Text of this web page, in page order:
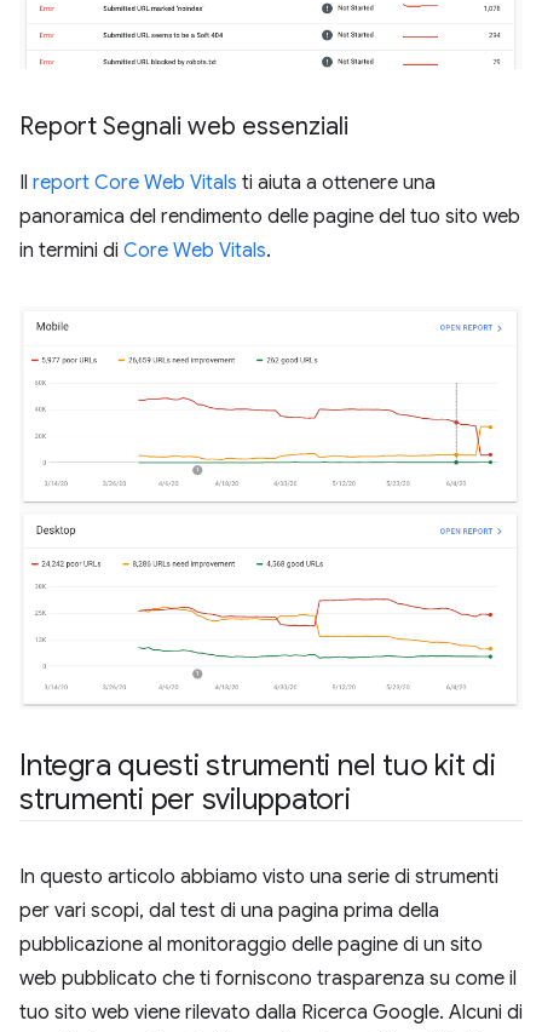
Report Segnali web essenziali
Il report Core Web Vitals ti aiuta a ottenere una
panoramica del rendimento delle pagine del tuo sito web
in termini di Core Web Vitals.
Integra questi strumenti nel tuo kit di
strumenti per sviluppatori
In questo articolo abbiamo visto una serie di strumenti
per vari scopi, dal test di una pagina prima della
pubblicazione al monitoraggio delle pagine di un sito
web pubblicato che ti forniscono trasparenza su come il
tuo sito web viene rilevato dalla Ricerca Google. Alcuni di